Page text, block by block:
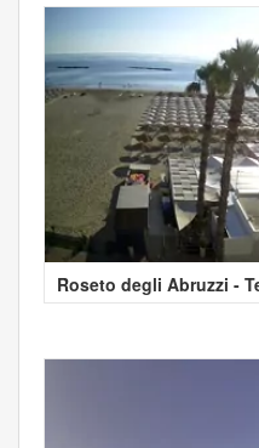
Roseto degli Abruzzi -